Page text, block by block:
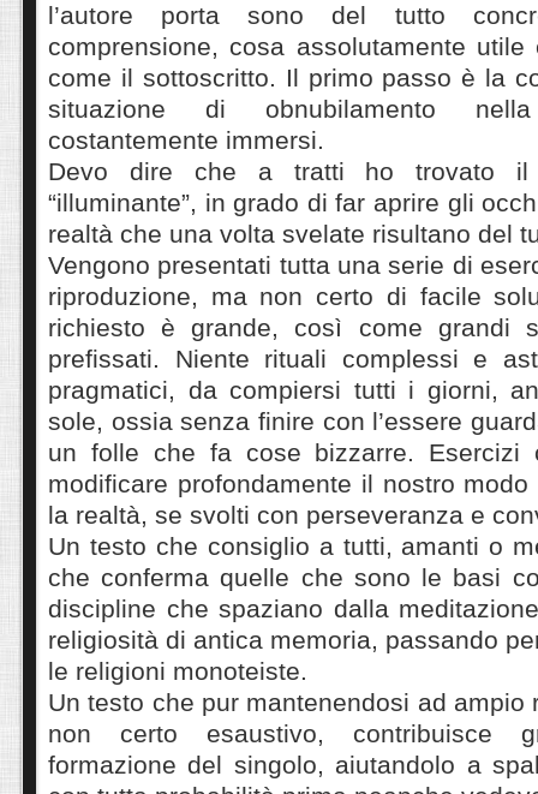
l’autore porta sono del tutto
comprensione, cosa assolutamente
come il sottoscritto. Il primo passo è la
situazione di obnubilamento
costantemente immersi.
Devo dire che a tratti ho trovato il
“illuminante”, in grado di far aprire gli
realtà che una volta svelate risultano del
Vengono presentati tutta una serie di
riproduzione, ma non certo di facile
richiesto è grande, così come grandi
prefissati. Niente rituali complessi e
pragmatici, da compiersi tutti i giorni,
sole, ossia senza finire con l’essere
un folle che fa cose bizzarre. Esercizi
modificare profondamente il nostro
la realtà, se svolti con perseveranza e
Un testo che consiglio a tutti, amanti o
che conferma quelle che sono le basi
discipline che spaziano dalla
religiosità di antica memoria, passando
le religioni monoteiste.
Un testo che pur mantenendosi ad ampio
non certo esaustivo, contribuisce
formazione del singolo, aiutandolo a